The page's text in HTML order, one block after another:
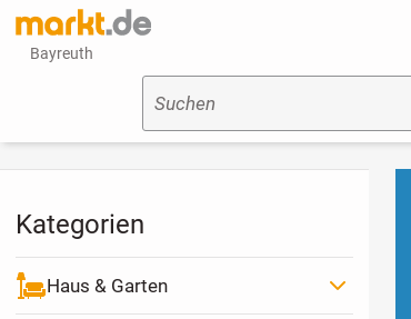
Bayreuth
Suchen
Kategorien
Haus & Garten